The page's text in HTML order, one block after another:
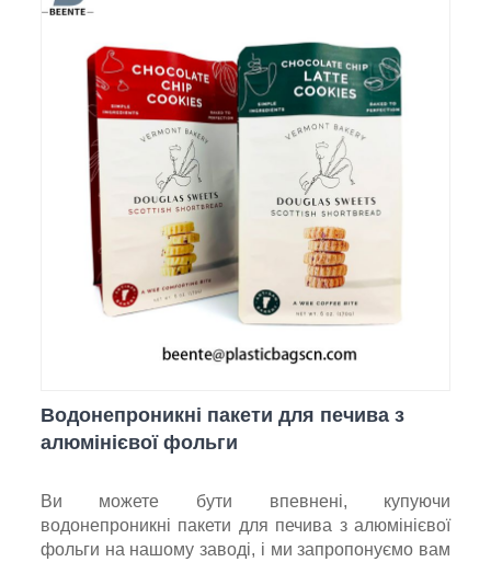
Водонепроникні пакети для печива з
алюмінієвої фольги
Ви можете бути впевнені, купуючи
водонепроникні пакети для печива з алюмінієвої
фольги на нашому заводі, і ми запропонуємо вам